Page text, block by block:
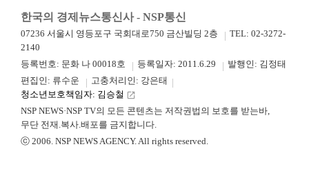
한국의 경제뉴스통신사 - NSP통신
07236 서울시 영등포구 국회대로750 금산빌딩 2층
TEL: 02-3272-
2140
등록번호: 문화 나 00018호
등록일자: 2011.6.29
발행인: 김정태
편집인: 류수운
고충처리인: 강은태
청소년보호책임자: 김승철 launch
NSP NEWS·NSP TV의 모든 콘텐츠는 저작권법의 보호를 받는바,
무단 전재.복사.배포를 금지합니다.
ⓒ 2006. NSP NEWS AGENCY. All rights reserved.